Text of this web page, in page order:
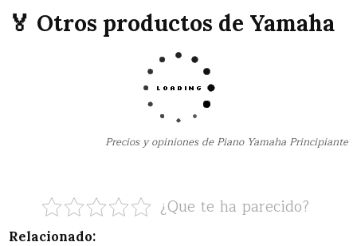
🏅 Otros productos de Yamaha
Precios y opiniones de Piano Yamaha Principiante
¿Que te ha parecido?
Relacionado: